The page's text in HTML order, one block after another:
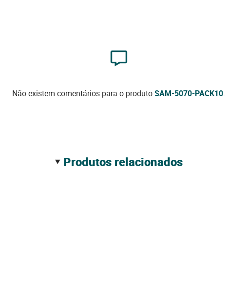
Não existem comentários para o produtoSAM-5070-PACK10.
produtos relacionados